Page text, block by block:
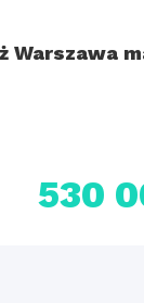
Warszawa
530